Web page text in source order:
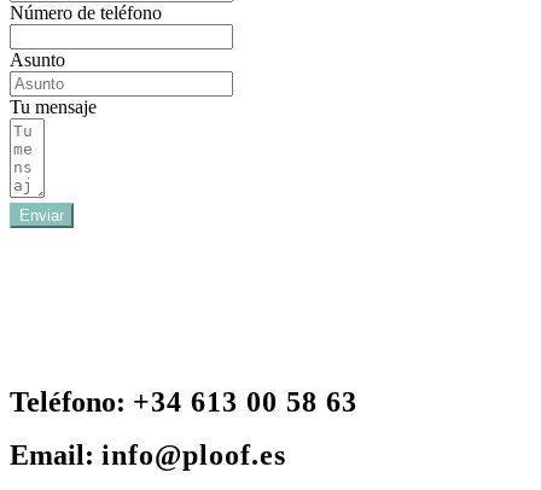
Número de teléfono
Asunto
Tu mensaje
Enviar
Teléfono: +34 613 00 58 63
Email: info@ploof.es